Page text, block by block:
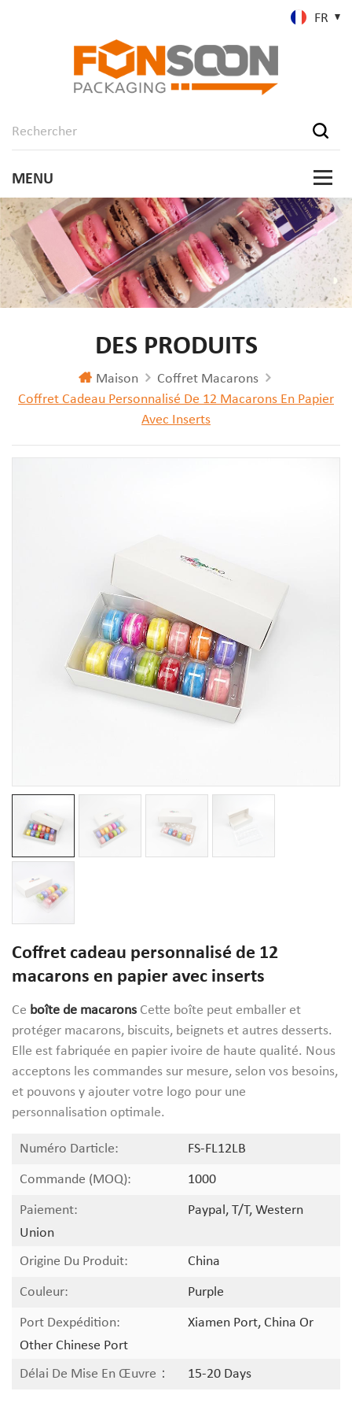
FR
DES PRODUITS
Maison
Coffret Macarons
Coffret Cadeau Personnalisé De 12 Macarons En Papier
Avec Inserts
Coffret cadeau personnalisé de 12
macarons en papier avec inserts
Ce boîte de macarons Cette boîte peut emballer et
protéger macarons, biscuits, beignets et autres desserts.
Elle est fabriquée en papier ivoire de haute qualité. Nous
acceptons les commandes sur mesure, selon vos besoins,
et pouvons y ajouter votre logo pour une
personnalisation optimale.
Numéro Darticle:
FS-FL12LB
Commande (MOQ):
1000
Paiement:
Paypal, T/T, Western
Union
Origine Du Produit:
China
Couleur:
Purple
Port Dexpédition:
Xiamen Port, China Or
Other Chinese Port
Délai De Mise En Œuvre：
15-20 Days